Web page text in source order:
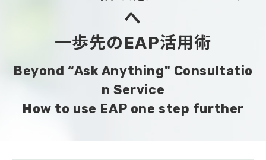
へ
一歩先のEAP活用術
Beyond “Ask Anything" Consultatio
n Service
How to use EAP one step further